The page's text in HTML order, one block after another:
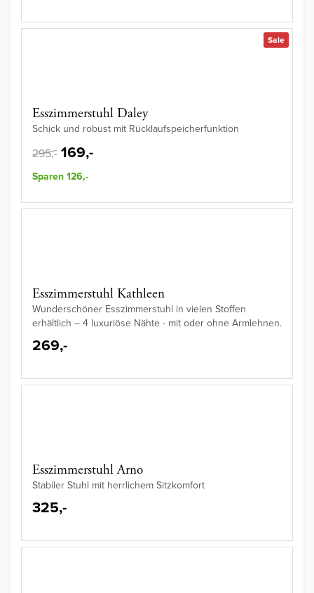
Sale
Esszimmerstuhl Daley
Schick und robust mit Rücklaufspeicherfunktion
295,- 169,-
Sparen 126,-
Esszimmerstuhl Kathleen
Wunderschöner Esszimmerstuhl in vielen Stoffen
erhältlich – 4 luxuriöse Nähte - mit oder ohne Armlehnen.
269,-
Esszimmerstuhl Arno
Stabiler Stuhl mit herrlichem Sitzkomfort
325,-